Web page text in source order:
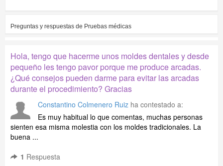
Preguntas y respuestas de Pruebas médicas
Hola, tengo que hacerme unos moldes dentales y desde
pequeño les tengo pavor porque me produce arcadas.
¿Qué consejos pueden darme para evitar las arcadas
durante el procedimiento? Gracias
Constantino Colmenero Ruiz ha contestado a:
Es muy habitual lo que comentas, muchas personas
sienten esa misma molestia con los moldes tradicionales. La
buena ...
1 Respuesta